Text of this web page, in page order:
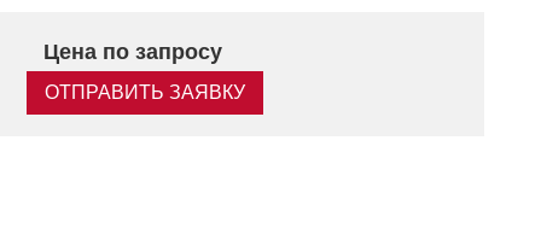
Цена по запросу
ОТПРАВИТЬ ЗАЯВКУ